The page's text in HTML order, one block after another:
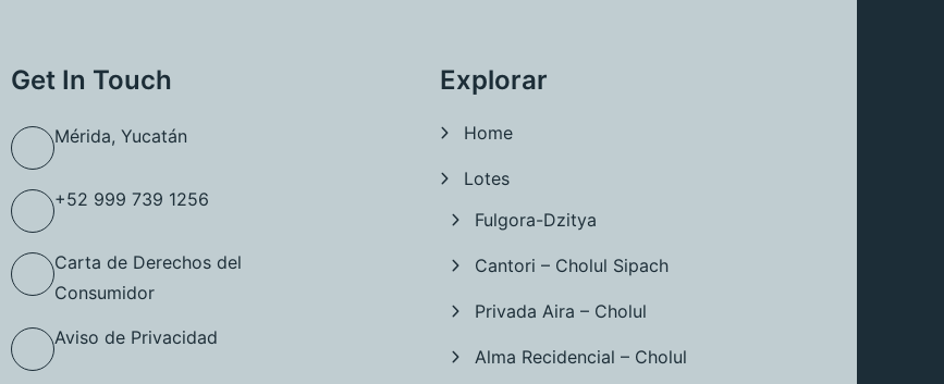
Get In Touch
Mérida, Yucatán
+52 999 739 1256
Carta de Derechos del
Consumidor
Aviso de Privacidad
Explorar
Home
Lotes
Fulgora-Dzitya
Cantori – Cholul Sipach
Privada Aira – Cholul
Alma Recidencial – Cholul